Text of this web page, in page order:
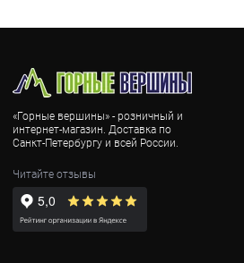
«Горные вершины» - розничный и
интернет-магазин. Доставка по
Санкт-Петербургу и всей России.
Читайте отзывы